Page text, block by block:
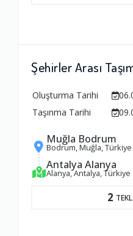
Şehirler Arası
Oluşturma Tarihi
Taşınma Tarihi
Muğla Bodrum
Bodrum, Muğla, Türkiye
Antalya Alanya
Alanya, Antalya, Türkiye
2
Firma